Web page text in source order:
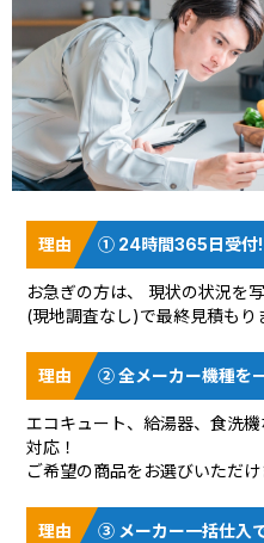
① 24時間365日受付!
お急ぎの方は、 現状の状況を
(現地調査なし)で最終見積もり
② 全メーカー機種を
エコキュート、給湯器、食洗
対応！
ご希望の商品をお選びいただけ
③ メーカー一括仕入